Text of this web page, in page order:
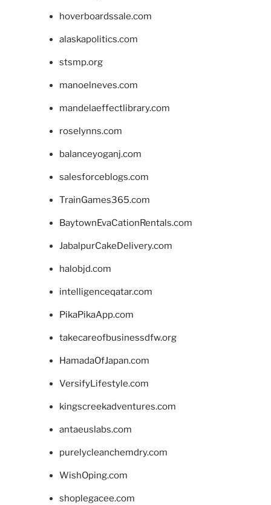
hoverboardssale.com
alaskapolitics.com
stsmp.org
manoelneves.com
mandelaeffectlibrary.com
roselynns.com
balanceyoganj.com
salesforceblogs.com
TrainGames365.com
BaytownEvaCationRentals.com
JabalpurCakeDelivery.com
halobjd.com
intelligenceqatar.com
PikaPikaApp.com
takecareofbusinessdfw.org
HamadaOfJapan.com
VersifyLifestyle.com
kingscreekadventures.com
antaeuslabs.com
purelycleanchemdry.com
WishOping.com
shoplegacee.com